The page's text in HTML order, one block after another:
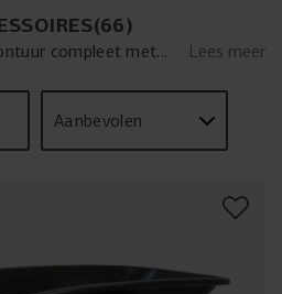
(66)
compleet met
trailers,verlichting
en opvallende
alles om je
rijdt, spullen
Lees meer